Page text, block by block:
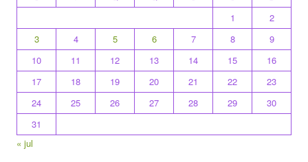
1
2
3
4 5 6 7 8
9
10
11 12 13 14 15
16
17
18 19 20 21 22
23
24
25 26 27 28 29
30
31
« jul